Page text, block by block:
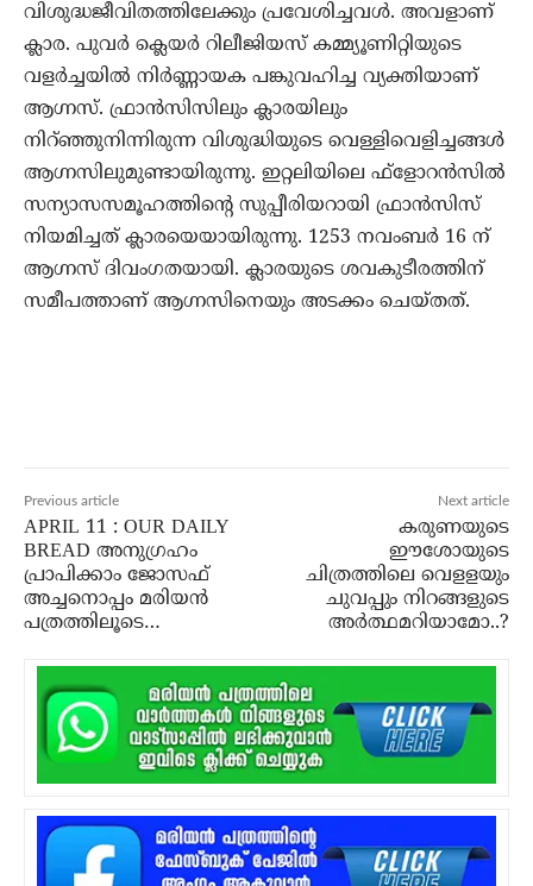
വിശുദ്ധജീവിതത്തിലേക്കും പ്രവേശിച്ചവള്‍. അവളാണ്
ക്ലാര. പുവര്‍ ക്ലെയര്‍ റിലീജിയസ് കമ്മ്യൂണിറ്റിയുടെ
വളര്‍ച്ചയില്‍ നിര്‍ണ്ണായക പങ്കുവഹിച്ച വ്യക്തിയാണ്
ആഗ്നസ്. ഫ്രാന്‍സിസിലും ക്ലാരയിലും
നിറ്ഞ്ഞുനിന്നിരുന്ന വിശുദ്ധിയുടെ വെള്ളിവെളിച്ചങ്ങള്‍
ആഗ്നസിലുമുണ്ടായിരുന്നു. ഇറ്റലിയിലെ ഫ്‌ളോറന്‍സില്‍
സന്യാസസമൂഹത്തിന്റെ സുപ്പീരിയറായി ഫ്രാന്‍സിസ്
നിയമിച്ചത് ക്ലാരയെയായിരുന്നു. 1253 നവംബര്‍ 16 ന്
ആഗ്നസ് ദിവംഗതയായി. ക്ലാരയുടെ ശവകുടീരത്തിന്
സമീപത്താണ് ആഗ്നസിനെയും അടക്കം ചെയ്തത്.
Previous article
APRIL 11 : OUR DAILY
BREAD അനുഗ്രഹം
പ്രാപിക്കാം ജോസഫ്
അച്ചനൊപ്പം മരിയൻ
പത്രത്തിലൂടെ…
Next article
കരുണയുടെ
ഈശോയുടെ
ചിത്രത്തിലെ വെളളയും
ചുവപ്പും നിറങ്ങളുടെ
അര്‍ത്ഥമറിയാമോ..?